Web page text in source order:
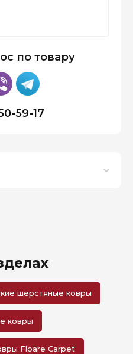
по товару
59-17
шерстяные ковры
ковры
Floare Carpet